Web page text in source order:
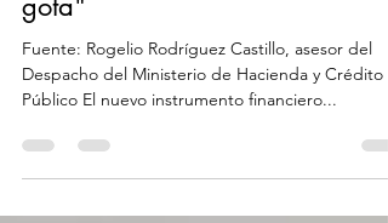
popular y acabar el "gota a
gota"
Fuente: Rogelio Rodríguez Castillo, asesor del
Público El nuevo instrumento financiero...